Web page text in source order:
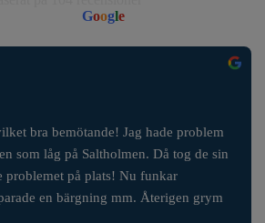
Google
bra bemötande! Jag hade problem
som låg på Saltholmen. Då tog de sin
problemet på plats! Nu funkar
en bärgning mm. Återigen grym